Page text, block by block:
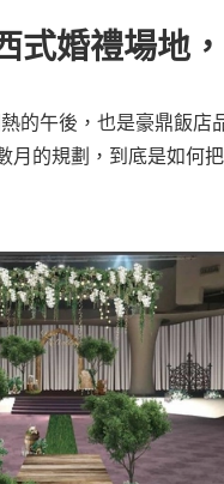
式婚禮場地
的午後，也是豪鼎飯店
月的規劃，到底是如何